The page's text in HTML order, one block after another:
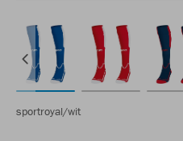
sportroyal/wit